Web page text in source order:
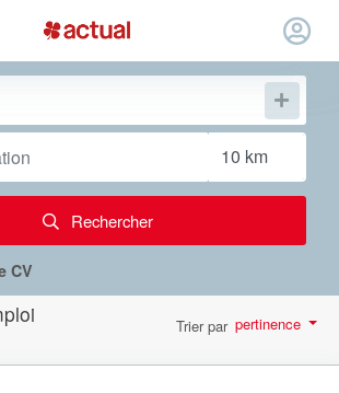
Rechercher
CV
Trier par pertinence